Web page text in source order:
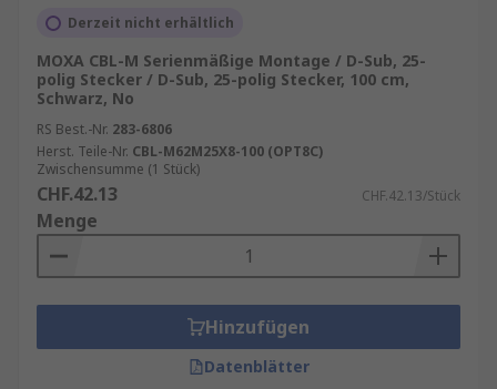
Derzeit nicht erhältlich
MOXA CBL-M Serienmäßige Montage / D-Sub, 25-
polig Stecker / D-Sub, 25-polig Stecker, 100 cm,
Schwarz, No
RS Best.-Nr. 283-6806
Herst. Teile-Nr. CBL-M62M25X8-100 (OPT8C)
Zwischensumme (1 Stück)
CHF.42.13 CHF.42.13/Stück
Menge
Hinzufügen
Datenblätter